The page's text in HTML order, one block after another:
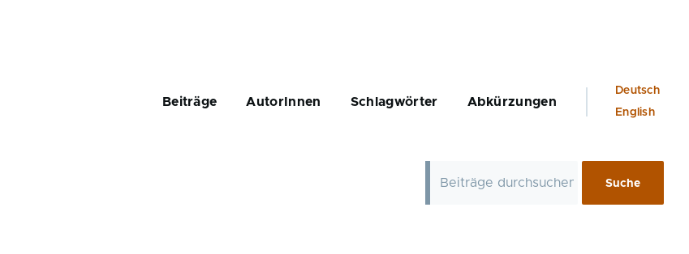
Beiträge AutorInnen Schlagwörter Abkürzungen
Language
switcher
Deutsch
English